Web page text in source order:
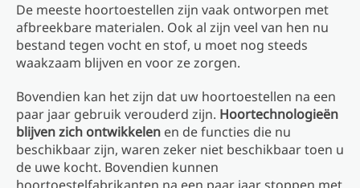
De meeste hoortoestellen zijn vaak ontworpen met
afbreekbare materialen. Ook al zijn veel van hen nu
bestand tegen vocht en stof, u moet nog steeds
waakzaam blijven en voor ze zorgen.
Bovendien kan het zijn dat uw hoortoestellen na een
paar jaar gebruik verouderd zijn. Hoortechnologieën
blijven zich ontwikkelen en de functies die nu
beschikbaar zijn, waren zeker niet beschikbaar toen u
de uwe kocht. Bovendien kunnen